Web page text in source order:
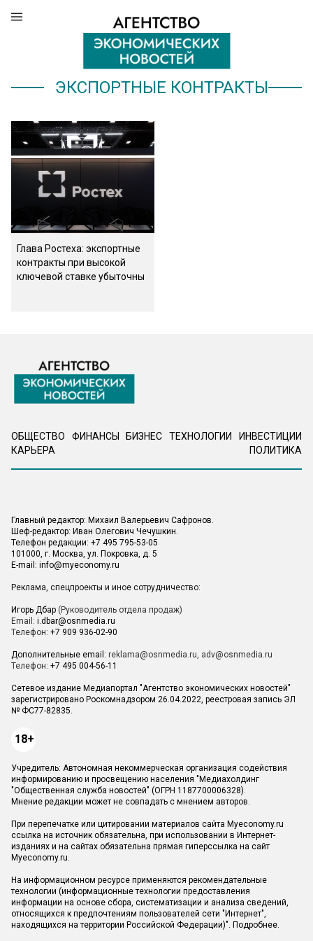
ЭКСПОРТНЫЕ КОНТРАКТЫ
Глава Ростеха: экспортные
контракты при высокой
ключевой ставке убыточны
ОБЩЕСТВО ФИНАНСЫ БИЗНЕС ТЕХНОЛОГИИ
ИНВЕСТИЦИИ
КАРЬЕРА
ПОЛИТИКА
Главный редактор: Михаил Валерьевич Сафронов.
Шеф-редактор: Иван Олегович Чечушкин.
Телефон редакции: +7 495 795-53-05
101000, г. Москва, ул. Покровка, д. 5
E-mail: info@myeconomy.ru
Реклама, спецпроекты и иное сотрудничество:
Игорь Дбар (Руководитель отдела продаж)
Email: i.dbar@osnmedia.ru
Телефон: +7 909 936-02-90
Дополнительные email: reklama@osnmedia.ru, adv@osnmedia.ru
Телефон: +7 495 004-56-11
Сетевое издание Медиапортал "Агентство экономических новостей"
зарегистрировано Роскомнадзором 26.04.2022, реестровая запись ЭЛ
№ ФС77-82835.
18+
Учредитель: Автономная некоммерческая организация содействия
информированию и просвещению населения "Медиахолдинг
"Общественная служба новостей" (ОГРН 1187700006328).
Мнение редакции может не совпадать с мнением авторов.
При перепечатке или цитировании материалов сайта Myeconomy.ru
ссылка на источник обязательна, при использовании в Интернет-
изданиях и на сайтах обязательна прямая гиперссылка на сайт
Myeconomy.ru.
На информационном ресурсе применяются рекомендательные
технологии (информационные технологии предоставления
информации на основе сбора, систематизации и анализа сведений,
относящихся к предпочтениям пользователей сети "Интернет",
находящихся на территории Российской Федерации)". Подробнее.